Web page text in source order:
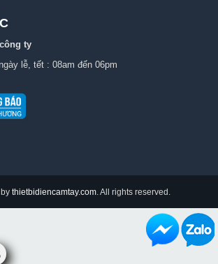
ty
lễ, tết : 08am đến 06pm
thietbidiencamtay.com. All rights reserved.